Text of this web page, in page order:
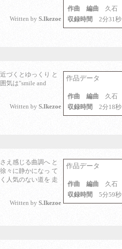
Written by S.Ikezoe
作曲 編曲 久石
収録時間 2分31秒
づくとゆっくり と
気は"smile and
Written by S.Ikezoe
作品データ
作曲 編曲 久石
収録時間 2分18秒
え感じる曲調へ と
々に静かになっ て
人気のない道を 走
Written by S.Ikezoe
作品データ
作曲 編曲 久石
収録時間 5分59秒